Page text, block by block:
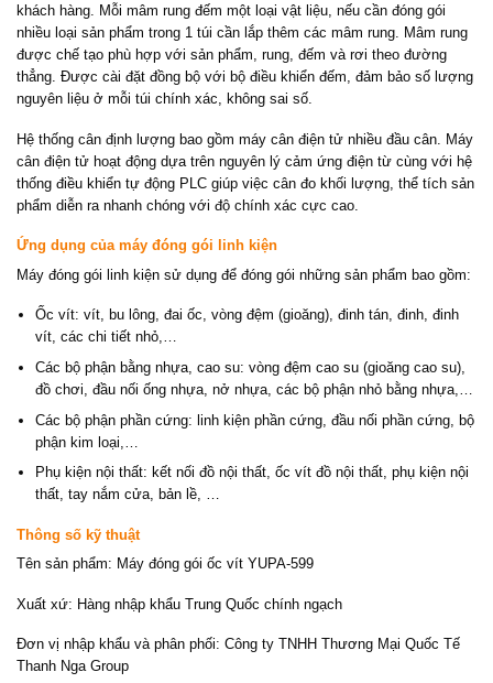
khách hàng. Mỗi mâm rung đếm một loại vật liệu, nếu cần đóng gói
nhiều loại sản phẩm trong 1 túi cần lắp thêm các mâm rung. Mâm rung
được chế tạo phù hợp với sản phẩm, rung, đếm và rơi theo đường
thẳng. Được cài đặt đồng bộ với bộ điều khiển đếm, đảm bảo số lượng
nguyên liệu ở mỗi túi chính xác, không sai số.
Hệ thống cân định lượng bao gồm máy cân điện tử nhiều đầu cân. Máy
cân điện tử hoạt động dựa trên nguyên lý cảm ứng điện từ cùng với hệ
thống điều khiển tự động PLC giúp việc cân đo khối lượng, thể tích sản
phẩm diễn ra nhanh chóng với độ chính xác cực cao.
Ứng dụng của máy đóng gói linh kiện
Máy đóng gói linh kiện sử dụng để đóng gói những sản phẩm bao gồm:
Ốc vít: vít, bu lông, đai ốc, vòng đệm (gioăng), đinh tán, đinh, đinh
vít, các chi tiết nhỏ,…
Các bộ phận bằng nhựa, cao su: vòng đệm cao su (gioăng cao su),
đồ chơi, đầu nối ống nhựa, nở nhựa, các bộ phận nhỏ bằng nhựa,…
Các bộ phận phần cứng: linh kiện phần cứng, đầu nối phần cứng, bộ
phận kim loại,…
Phụ kiện nội thất: kết nối đồ nội thất, ốc vít đồ nội thất, phụ kiện nội
thất, tay nắm cửa, bản lề, …
Thông số kỹ thuật
Tên sản phẩm: Máy đóng gói ốc vít YUPA-599
Xuất xứ: Hàng nhập khẩu Trung Quốc chính ngạch
Đơn vị nhập khẩu và phân phối: Công ty TNHH Thương Mại Quốc Tế
Thanh Nga Group